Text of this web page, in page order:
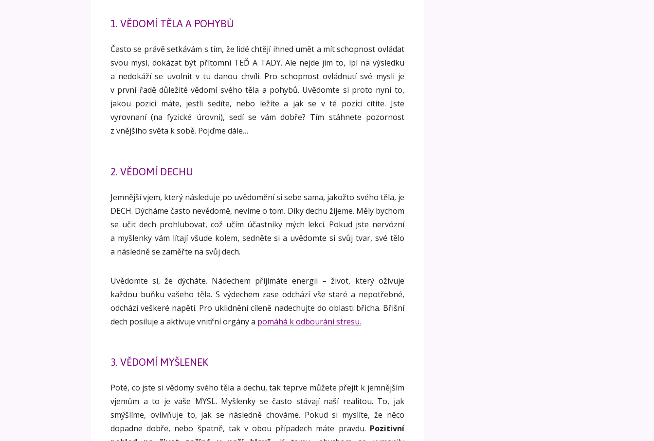
1. VĚDOMÍ TĚLA A POHYBŮ
Často se právě setkávám s tím, že lidé chtějí ihned umět a mít schopnost ovládat
svou mysl, dokázat být přítomni TEĎ A TADY. Ale nejde jim to, lpí na výsledku
a nedokáží se uvolnit v tu danou chvíli. Pro schopnost ovládnutí své mysli je
v první řadě důležité vědomí svého těla a pohybů. Uvědomte si proto nyní to,
jakou pozici máte, jestli sedíte, nebo ležíte a jak se v té pozici cítíte. Jste
vyrovnaní (na fyzické úrovni), sedí se vám dobře? Tím stáhnete pozornost
z vnějšího světa k sobě. Pojďme dále…
2. VĚDOMÍ DECHU
Jemnější vjem, který následuje po uvědomění si sebe sama, jakožto svého těla, je
DECH. Dýcháme často nevědomě, nevíme o tom. Díky dechu žijeme. Měly bychom
se učit dech prohlubovat, což učím účastníky mých lekcí. Pokud jste nervózní
a myšlenky vám lítají všude kolem, sedněte si a uvědomte si svůj tvar, své tělo
a následně se zaměřte na svůj dech.
Uvědomte si, že dýcháte. Nádechem přijímáte energii – život, který oživuje
každou buňku vašeho těla. S výdechem zase odchází vše staré a nepotřebné,
odchází veškeré napětí. Pro uklidnění cíleně nadechujte do oblasti břicha. Břišní
dech posiluje a aktivuje vnitřní orgány a pomáhá k odbourání stresu.
3. VĚDOMÍ MYŠLENEK
Poté, co jste si vědomy svého těla a dechu, tak teprve můžete přejít k jemnějším
vjemům a to je vaše MYSL. Myšlenky se často stávají naší realitou. To, jak
smýšlíme, ovlivňuje to, jak se následně chováme. Pokud si myslíte, že něco
dopadne dobře, nebo špatně, tak v obou případech máte pravdu. Pozitivní